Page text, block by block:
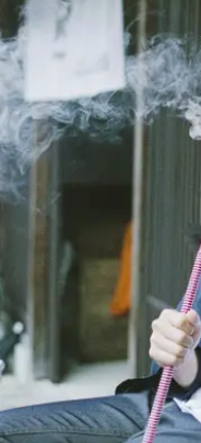
北摂エリア
河内エリア
奈良エリア
鳥取エリア
岡山エリア
山口エリア
高知エリア
佐賀エリア
宮崎エリア
沖縄エリア